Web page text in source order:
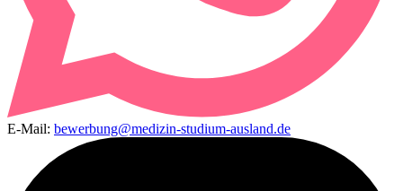
E-Mail: bewerbung@medizin-studium-ausland.de